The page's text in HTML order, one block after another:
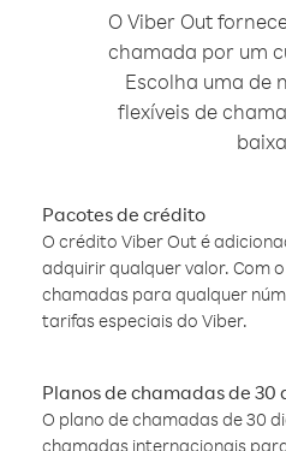
O Viber Out
chamada por um
Escolha uma de
flexíveis de
Pacotes de crédito
O crédito Viber Out é
adquirir qualquer valor. Com
chamadas para qualquer
tarifas especiais do Viber.
Planos de chamadas de 30
O plano de chamadas de 30
chamadas internacionais